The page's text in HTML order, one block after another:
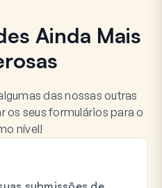
Ainda Mais
das nossas outras
os seus formulários para o
nível!